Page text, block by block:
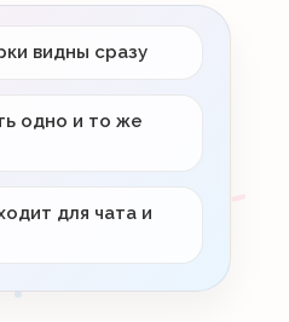
видны сразу
одно и то же
для чата и